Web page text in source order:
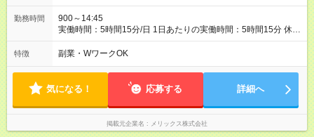
勤務時間
900～14:45
実働時間：5時間15分/日 1日あたりの実働時間：5時間15分 休
憩：30分 勤務時間は柔軟に対応いたします。 面接時にご相談く
ださい。 ◆週3日勤務～OK ◆決められた時間内のお仕事なので
方歓迎！
特徴 副業・WワークOK
気になる！ 応募する 詳細へ
掲載元企業名 メリックス株式会社